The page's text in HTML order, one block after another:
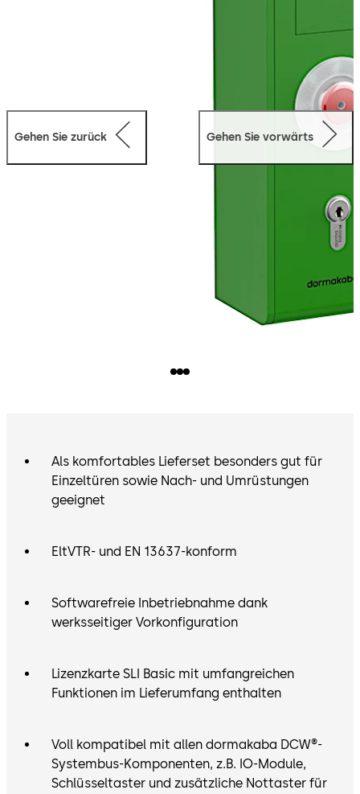
Gehen Sie zurück Gehen Sie vorwärts
Als komfortables Lieferset besonders gut für
Einzeltüren sowie Nach- und Umrüstungen
geeignet
EltVTR- und EN 13637-konform
Softwarefreie Inbetriebnahme dank
werksseitiger Vorkonfiguration
Lizenzkarte SLI Basic mit umfangreichen
Funktionen im Lieferumfang enthalten
Voll kompatibel mit allen dormakaba DCW®-
Systembus-Komponenten, z.B. IO-Module,
Schlüsseltaster und zusätzliche Nottaster für